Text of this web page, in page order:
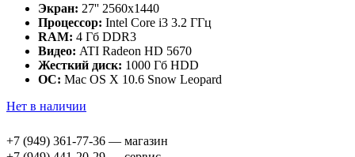
Экран: 27'' 2560x1440
Процессор: Intel Core i3 3.2 ГГц
RAM: 4 Гб DDR3
Видео: ATI Radeon HD 5670
Жесткий диск: 1000 Гб HDD
ОС: Mac OS X 10.6 Snow Leopard
Нет в наличии
+7 (949) 361-77-36 — магазин